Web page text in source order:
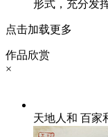
形式，充分发
点击加载更多
作品欣赏
×
天地人和 百家